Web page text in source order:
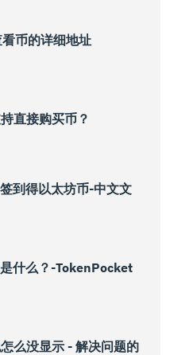
币的详细地址
直接购买币？
到得以太坊币-中文文
什么？-TokenPocket
么没显示 - 解决问题的